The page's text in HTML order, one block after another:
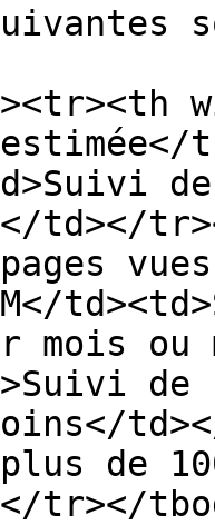
td></
mois
de
tr></